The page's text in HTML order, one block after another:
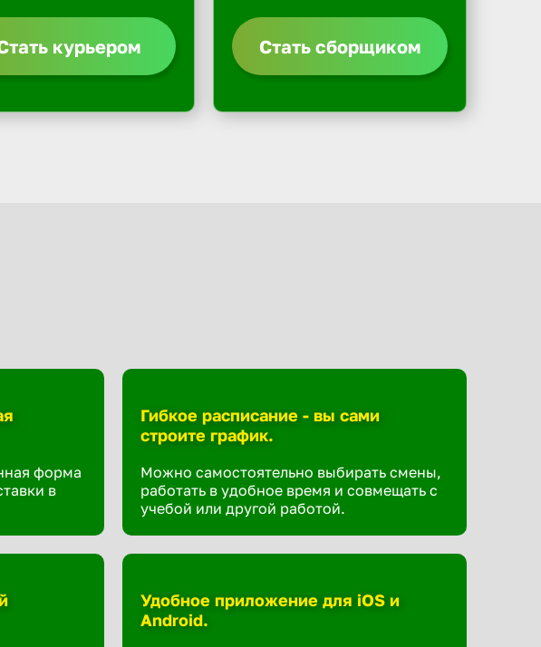
курьером Стать сборщиком
форма
в
Гибкое расписание - вы сами
строите график.
Можно самостоятельно выбирать смены,
работать в удобное время и совмещать с
учебой или другой работой.
Удобное приложение для iOS и
Android.